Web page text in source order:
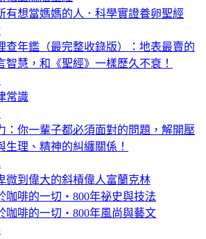
有想當媽媽的人．科學實證養卵聖經
查年鑑（最完整收錄版）：地表最賣的
智慧，和《聖經》一樣歷久不衰！
常識
：你一輩子都必須面對的問題，解開壓
生理、精神的糾纏關係！
微到偉大的斜槓偉人富蘭克林
咖啡的一切‧800年祕史與技法
咖啡的一切‧800年風尚與藝文